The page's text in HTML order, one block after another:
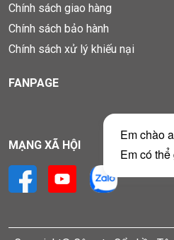
Chính sách giao hàng
Chính sách bảo hành
Chính sách xử lý khiếu nại
FANPAGE
MẠNG XÃ HỘI